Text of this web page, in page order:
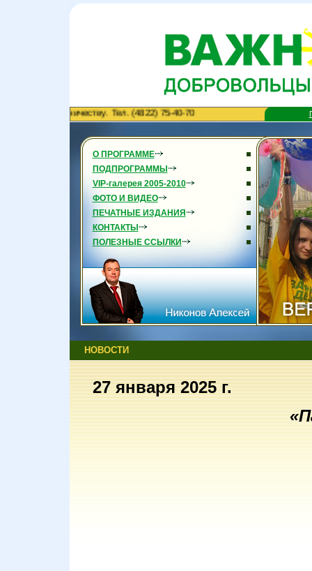
сотрудничеству. Тел. (4822) 75-40-70
О ПРОГРАММЕ
ПОДПРОГРАММЫ
VIP-галерея 2005-2010
ФОТО И ВИДЕО
ПЕЧАТНЫЕ ИЗДАНИЯ
КОНТАКТЫ
ПОЛЕЗНЫЕ ССЫЛКИ
НОВОСТИ
27 января 2025 г.